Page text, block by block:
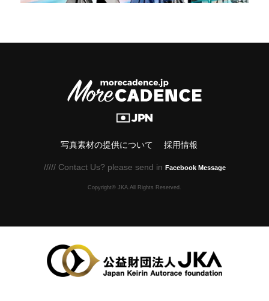
写真素材の提供について 採用情報
///// Contact Us? please send in Facebook Message
Copyright© JKA.All Rights Reserved.